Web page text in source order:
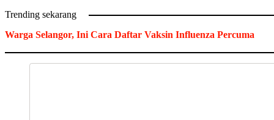
Trending sekarang
Warga Selangor, Ini Cara Daftar Vaksin Influenza Percuma